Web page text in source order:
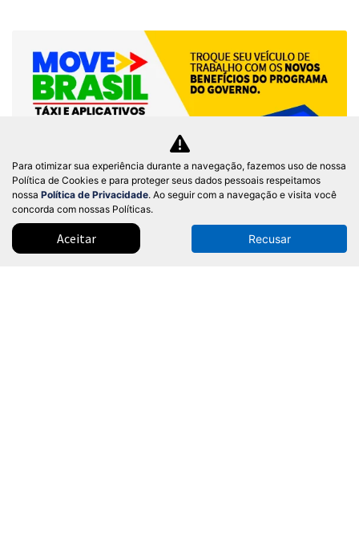
Para otimizar sua experiência durante a navegação, fazemos uso de nossa
Política de Cookies e para proteger seus dados pessoais respeitamos
nossa Política de Privacidade. Ao seguir com a navegação e visita você
concorda com nossas Políticas.
Aceitar Recusar